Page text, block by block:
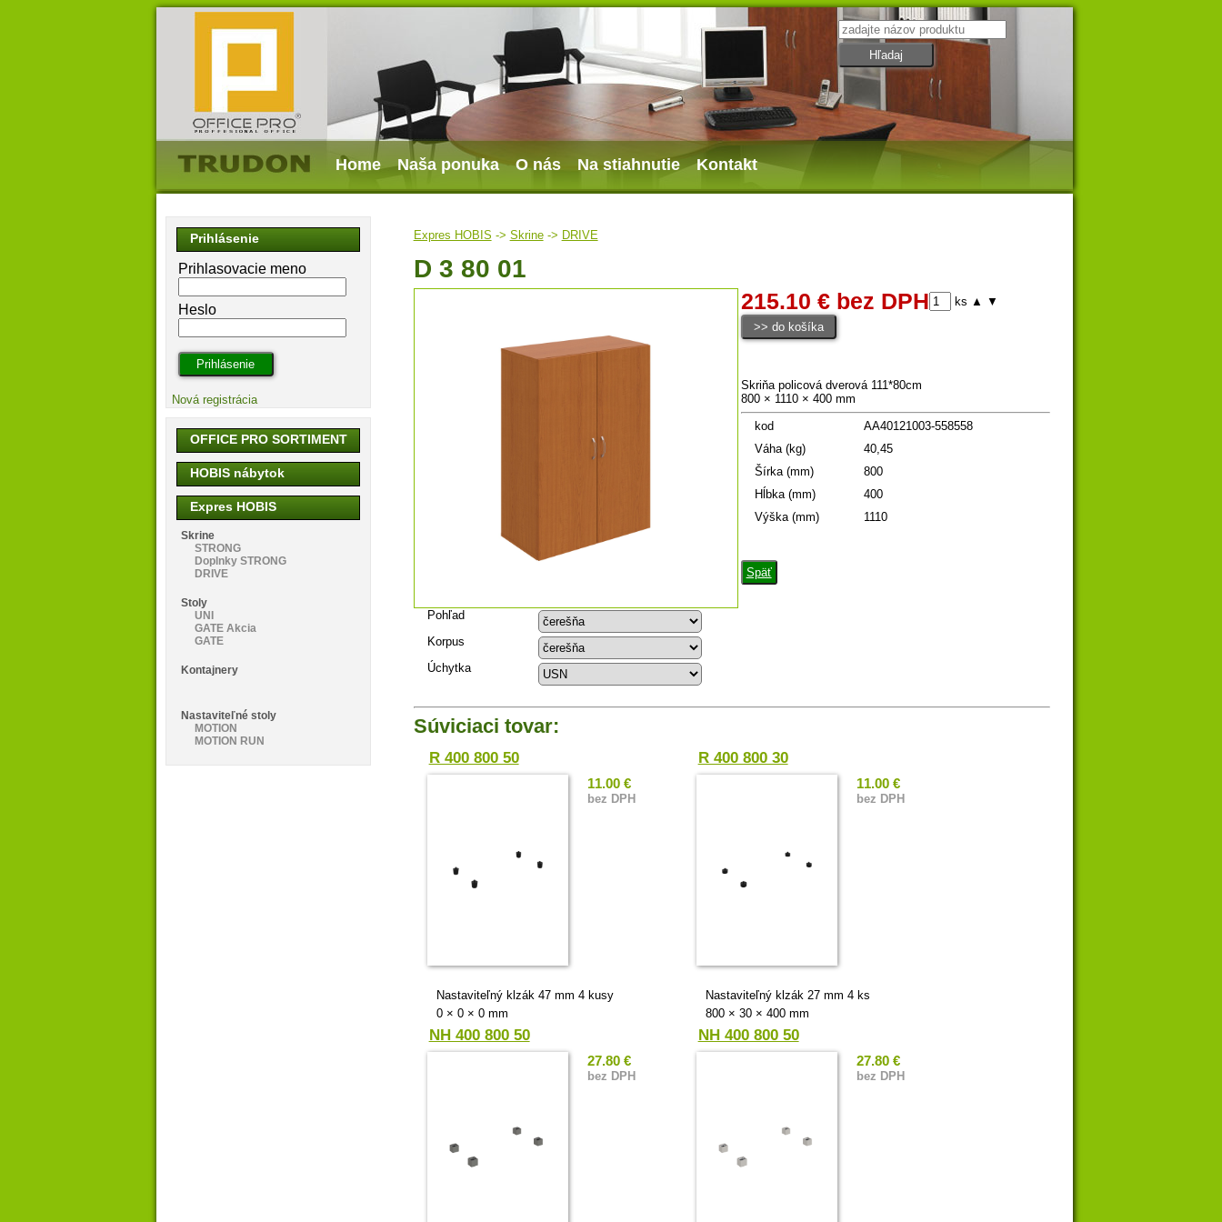
Home Naša ponuka O nás Na stiahnutie Kontakt
Expres HOBIS -> Skrine-> DRIVE
D 3 80 01
Pohľad
Korpus
Úchytka
215.10 € bez DPH ks ▲ ▼
Skriňa policová dverová 111*80cm
800 × 1110 × 400 mm
kod
AA40121003-558558
Váha (kg)
40,45
Šírka (mm)
800
Hĺbka (mm)
400
Výška (mm)
1110
Späť
Súviciaci tovar:
R 400 800 50
11.00 €
bez DPH
Nastaviteľný klzák 47 mm 4 kusy
0 × 0 × 0 mm
R 400 800 30
11.00 €
bez DPH
Nastaviteľný klzák 27 mm 4 ks
800 × 30 × 400 mm
NH 400 800 50
27.80 €
bez DPH
NH 400 800 50
27.80 €
bez DPH
Prihlásenie
Prihlasovacie meno
Heslo
Nová registrácia
OFFICE PRO SORTIMENT
HOBIS nábytok
Expres HOBIS
Skrine
STRONG
Doplnky STRONG
DRIVE
Stoly
UNI
GATE Akcia
GATE
Kontajnery
Nastaviteľné stoly
MOTION
MOTION RUN